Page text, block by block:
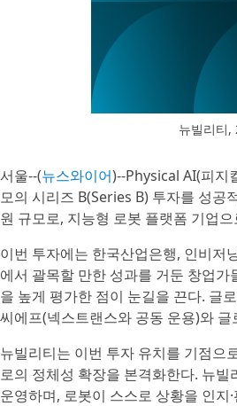
뉴빌리티,
서울--(뉴스와이어)--Physical AI(피지
모의 시리즈 B(Series B) 투자를 성공
원 규모로, 지능형 로봇 플랫폼 기업
이번 투자에는 한국산업은행, 인비저
에서 괄목할 만한 성과를 거둔 창업
을 높게 평가한 점이 눈길을 끈다. 글
씨에프(넥스트랜스와 공동 운용)와
뉴빌리티는 이번 투자 유치를 기점으
로의 정체성 확장을 본격화한다. 뉴
운영하며, 로봇이 스스로 상황을 인지